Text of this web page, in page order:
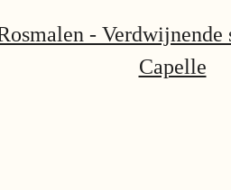
-
Capelle